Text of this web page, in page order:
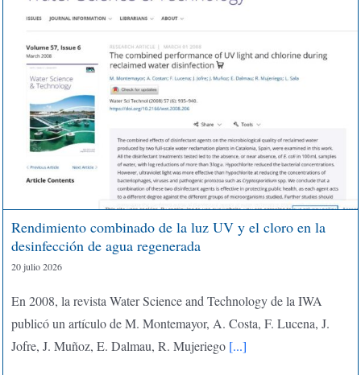
Rendimiento combinado de la luz UV y el cloro en la
desinfección de agua regenerada
20 julio 2026
En 2008, la revista Water Science and Technology de la IWA
publicó un artículo de M. Montemayor, A. Costa, F. Lucena, J.
Jofre, J. Muñoz, E. Dalmau, R. Mujeriego[...]